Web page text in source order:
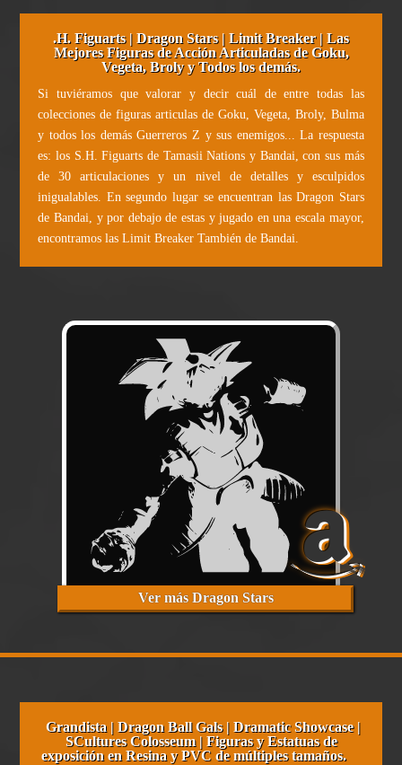
.H. Figuarts | Dragon Stars | Limit Breaker | Las
Mejores Figuras de Acción Articuladas de Goku,
Vegeta, Broly y Todos los demás.
Si tuviéramos que valorar y decir cuál de entre todas las
colecciones de figuras articulas de Goku, Vegeta, Broly, Bulma
y todos los demás Guerreros Z y sus enemigos... La respuesta
es: los S.H. Figuarts de Tamasii Nations y Bandai, con sus más
de 30 articulaciones y un nivel de detalles y esculpidos
inigualables. En segundo lugar se encuentran las Dragon Stars
de Bandai, y por debajo de estas y jugado en una escala mayor,
encontramos las Limit Breaker También de Bandai.
Ver más Dragon Stars
Grandista | Dragon Ball Gals | Dramatic Showcase |
SCultures Colosseum | Figuras y Estatuas de
exposición en Resina y PVC de múltiples tamaños.